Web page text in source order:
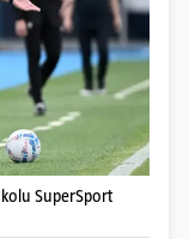
SuperSport